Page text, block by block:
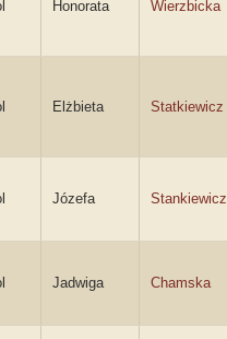
Honorata Wierzbicka
Elżbieta Statkiewicz
Józefa Stankiewicz
Jadwiga Chamska